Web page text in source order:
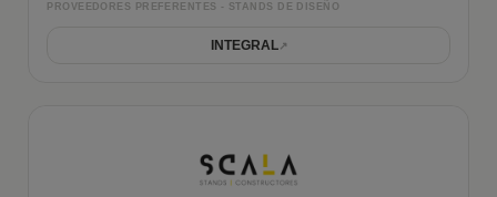
PROVEEDORES PREFERENTES - STANDS DE DISEÑO
INTEGRAL